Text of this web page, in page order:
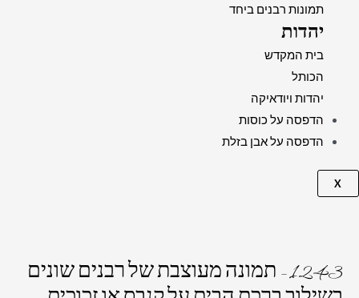
תמונות רבנים ביחד
יהדות
בית המקדש
הכותל
יהדות ויודאיקה
הדפסה על כוסות
הדפסה על אבן בזלת
X
1243 – תמונה מעוצבת של רבנים שונים